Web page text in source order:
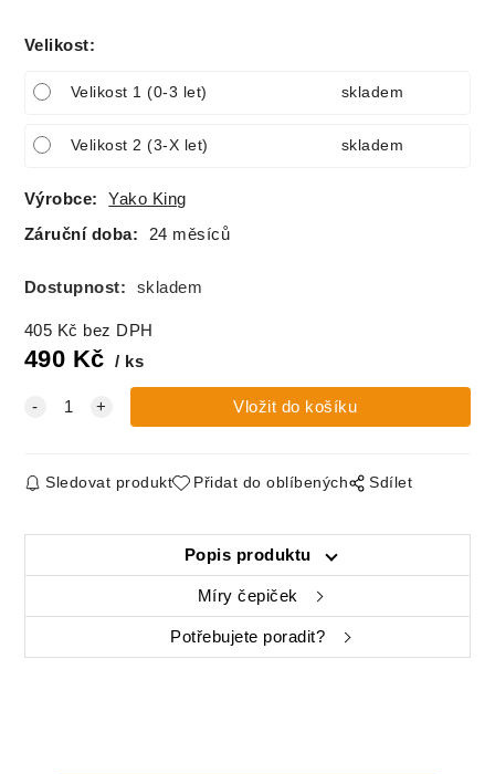
Velikost:
Velikost 1 (0-3 let) skladem
Velikost 2 (3-X let) skladem
Výrobce: Yako King
Záruční doba: 24 měsíců
Dostupnost: skladem
405 Kč bez DPH
490 Kč ks
Sledovat produkt Přidat do oblíbených Sdílet
Popis produktu
Míry čepiček
Potřebujete poradit?